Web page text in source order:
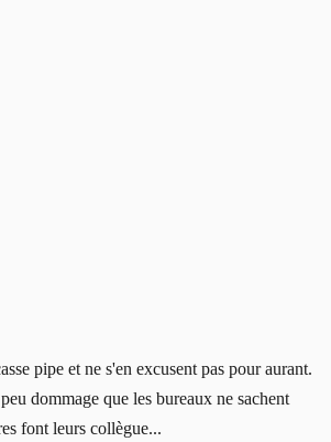
pipe et ne s'en excusent pas pour aurant.
dommage que les bureaux ne sachent
font leurs collègue...